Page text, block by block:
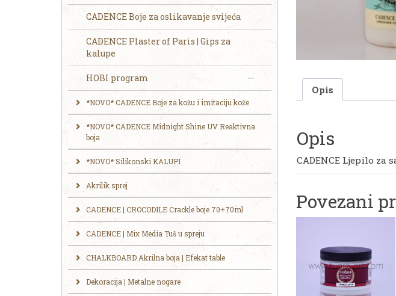
Opis
Opis
CADENCE Ljepilo za
Povezani
CADENCE Boje za oslikavanje svijeća
CADENCE Plaster of Paris | Gips za
kalupe
HOBI program
*NOVO* CADENCE Boje za kožu i imitaciju kože
*NOVO* CADENCE Midnight Shine UV Reaktivna
boja
*NOVO* Silikonski KALUPI
Akrilik sprej
CADENCE | CROCODILE Crackle boje 70+70ml
CADENCE | Mix Media Tuš u spreju
CHALKBOARD Akrilna boja | Efekat table
Dekoracija | Metalne nogare